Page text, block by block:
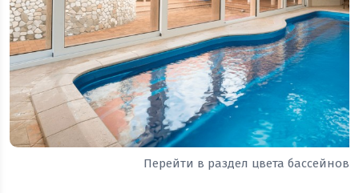
Перейти в раздел цвета бассейнов